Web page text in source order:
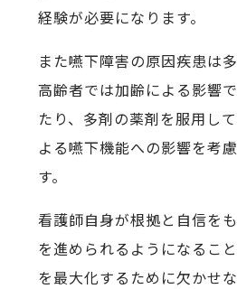
経験が必要になります。
また嚥下障害の原因疾患は
高齢者では加齢による影響
たり、多剤の薬剤を服用し
よる嚥下機能への影響を考
す。
看護師自身が根拠と自信を
を進められるようになるこ
を最大化するために欠かせな